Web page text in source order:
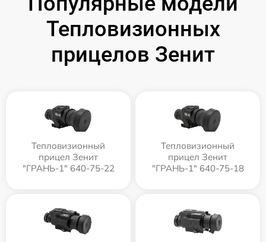
Тепловизионных
прицелов Зенит
Тепловизионный
прицел Зенит
"ГРАНЬ-1" 640-75-22
Тепловизионный
прицел Зенит
"ГРАНЬ-1" 640-75-18